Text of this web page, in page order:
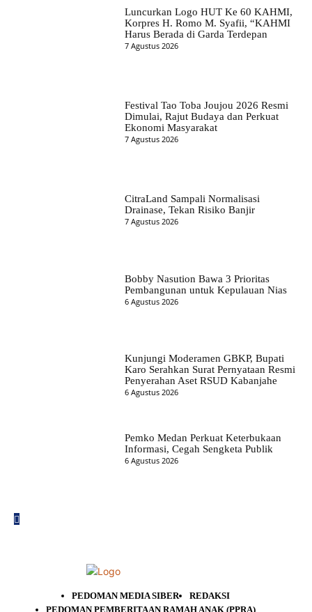
Luncurkan Logo HUT Ke 60 KAHMI,
Korpres H. Romo M. Syafii, “KAHMI
Harus Berada di Garda Terdepan
7 Agustus 2026
Festival Tao Toba Joujou 2026 Resmi
Dimulai, Rajut Budaya dan Perkuat
Ekonomi Masyarakat
7 Agustus 2026
CitraLand Sampali Normalisasi
Drainase, Tekan Risiko Banjir
7 Agustus 2026
Bobby Nasution Bawa 3 Prioritas
Pembangunan untuk Kepulauan Nias
6 Agustus 2026
Kunjungi Moderamen GBKP, Bupati
Karo Serahkan Surat Pernyataan Resmi
Penyerahan Aset RSUD Kabanjahe
6 Agustus 2026
Pemko Medan Perkuat Keterbukaan
Informasi, Cegah Sengketa Publik
6 Agustus 2026
PEDOMAN MEDIA SIBER
REDAKSI
PEDOMAN PEMBERITAAN RAMAH ANAK (PPRA)